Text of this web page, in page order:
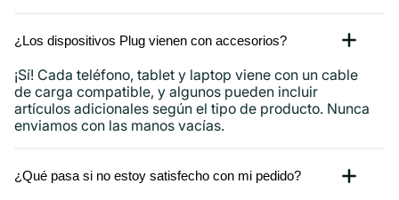
¿Los dispositivos Plug vienen con accesorios?
¡Sí! Cada teléfono, tablet y laptop viene con un cable
de carga compatible, y algunos pueden incluir
artículos adicionales según el tipo de producto. Nunca
enviamos con las manos vacías.
¿Qué pasa si no estoy satisfecho con mi pedido?